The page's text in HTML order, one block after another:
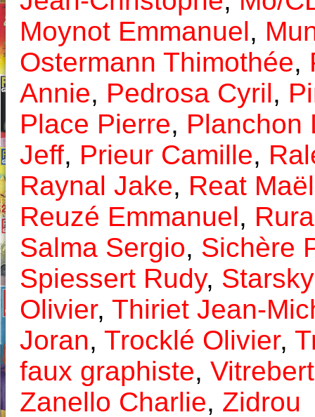
Moynot Emmanuel,
Ostermann Thimothée,
Annie, Pedrosa Cyril,
Place Pierre, Planchon
Jeff, Prieur Camille,
Raynal Jake, Reat
Reuzé Emmanuel,
Salma Sergio, Sichère
Spiessert Rudy,
Olivier, Thiriet Jean-
Joran, Trocklé Olivier,
faux graphiste,
Zanello Charlie, Zidrou